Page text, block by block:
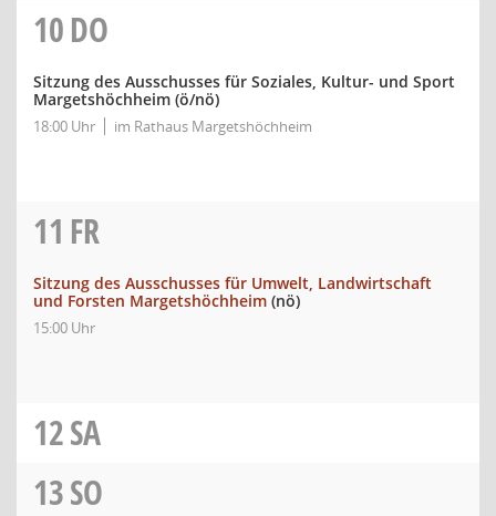
10DO
Sitzung des Ausschusses für Soziales, Kultur- und Sport
Margetshöchheim (ö/nö)
18:00 Uhr im Rathaus Margetshöchheim
11 FR
Sitzung des Ausschusses für Umwelt, Landwirtschaft
und Forsten Margetshöchheim (nö)
15:00 Uhr
12SA
13SO